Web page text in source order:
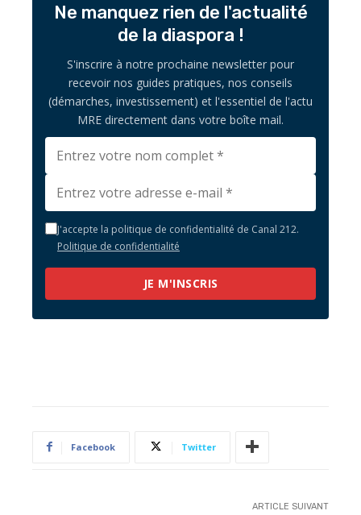
Ne manquez rien de l'actualité
de la diaspora !
S'inscrire à notre prochaine newsletter pour
recevoir nos guides pratiques, nos conseils
(démarches, investissement) et l'essentiel de l'actu
MRE directement dans votre boîte mail.
J'accepte la politique de confidentialité de Canal 212.
Politique de confidentialité
JE M'INSCRIS
Facebook Twitter
ARTICLE SUIVANT